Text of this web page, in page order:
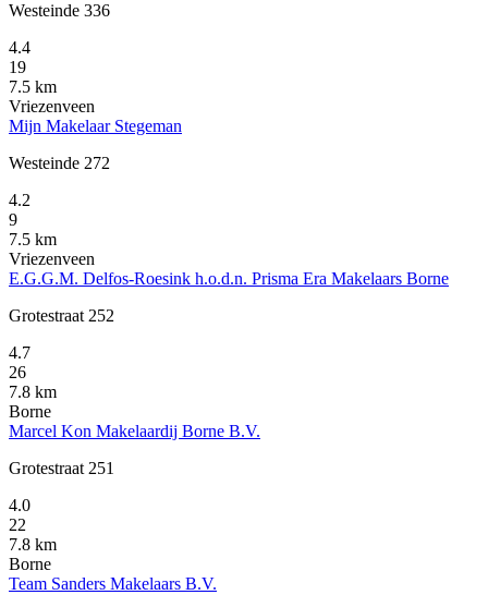
Westeinde 336
4.4
19
7.5 km
Vriezenveen
Mijn Makelaar Stegeman
Westeinde 272
4.2
9
7.5 km
Vriezenveen
E.G.G.M. Delfos-Roesink h.o.d.n. Prisma Era Makelaars Borne
Grotestraat 252
4.7
26
7.8 km
Borne
Marcel Kon Makelaardij Borne B.V.
Grotestraat 251
4.0
22
7.8 km
Borne
Team Sanders Makelaars B.V.